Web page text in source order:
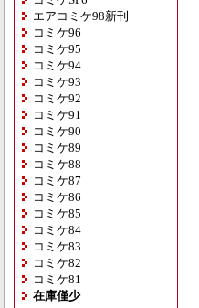
エアコミケ98新刊
コミケ96
コミケ95
コミケ94
コミケ93
コミケ92
コミケ91
コミケ90
コミケ89
コミケ88
コミケ87
コミケ86
コミケ85
コミケ84
コミケ83
コミケ82
コミケ81
在庫僅少